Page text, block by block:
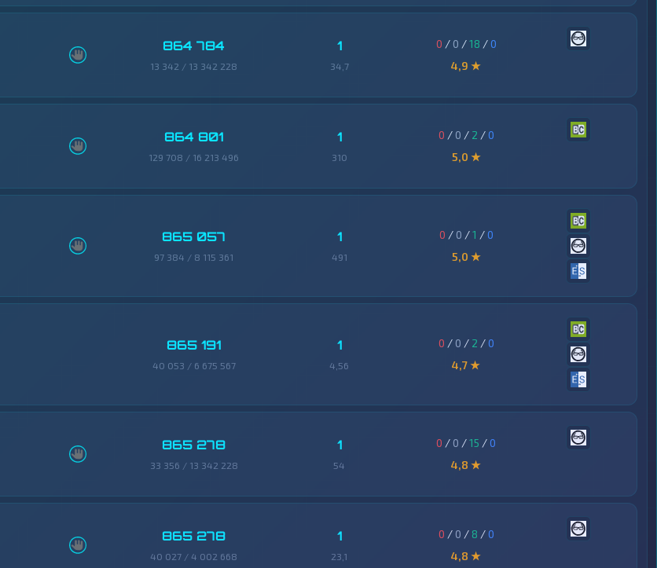
864 784
13 342 / 13 342 228
1
34,7
0 / 0 /18 /0
4,9 ★
864 801
129 708 / 16 213 496
1
310
0 / 0 / 2 /0
5,0 ★
865 057
97 384 / 8 115 361
1
491
0 / 0 /1 /0
5,0 ★
865 191
40 053 / 6 675 567
1
4,56
0 / 0 / 2 /0
4,7 ★
865 278
33 356 / 13 342 228
1
54
0 / 0 /15 /0
4,8 ★
865 278
40 027 / 4 002 668
1
23,1
0 / 0 / 8 /0
4,8 ★